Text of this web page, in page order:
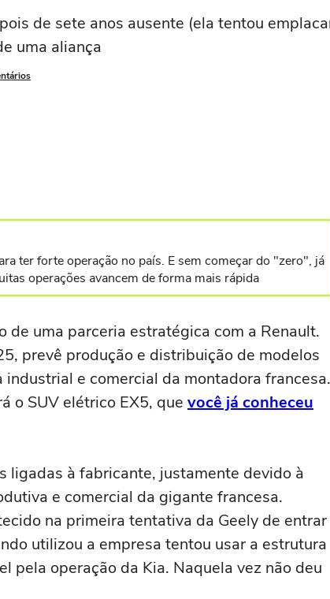
de sete anos ausente (ela tentou
uma aliança
ter forte operação no país. E sem começar do "zero", já
operações avancem de forma mais rápida
de uma parceria estratégica com a Renault.
prevê produção e distribuição de modelos
e comercial da montadora francesa.
o SUV elétrico EX5, que você já conheceu
ligadas à fabricante, justamente devido à
e comercial da gigante francesa.
na primeira tentativa da Geely de entrar
utilizou a empresa tentou usar a estrutura
pela operação da Kia. Naquela vez não deu